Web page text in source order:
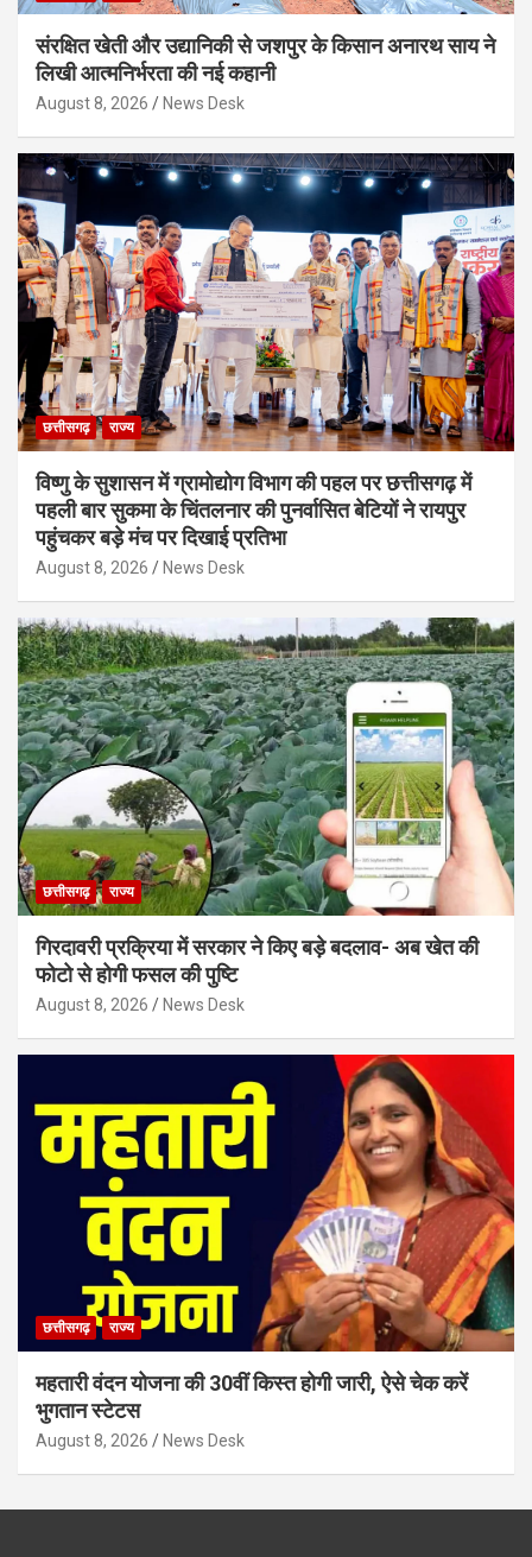
संरक्षित खेती और उद्यानिकी से जशपुर के किसान अनारथ साय ने
लिखी आत्मनिर्भरता की नई कहानी
August 8, 2026 News Desk
छत्तीसगढ़ राज्य
विष्णु के सुशासन में ग्रामोद्योग विभाग की पहल पर छत्तीसगढ़ में
पहली बार सुकमा के चिंतलनार की पुनर्वासित बेटियों ने रायपुर
पहुंचकर बड़े मंच पर दिखाई प्रतिभा
August 8, 2026 News Desk
छत्तीसगढ़ राज्य
गिरदावरी प्रक्रिया में सरकार ने किए बड़े बदलाव- अब खेत की
फोटो से होगी फसल की पुष्टि
August 8, 2026 News Desk
छत्तीसगढ़ राज्य
महतारी वंदन योजना की 30वीं किस्त होगी जारी, ऐसे चेक करें
भुगतान स्टेटस
August 8, 2026 News Desk